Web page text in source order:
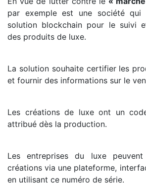
par exemple est une société qui
solution blockchain pour le suivi
des produits de luxe.
La solution souhaite certifier les
et fournir des informations sur le
Les créations de luxe ont un
attribué dès la production.
Les entreprises du luxe
créations via une plateforme,
en utilisant ce numéro de série.